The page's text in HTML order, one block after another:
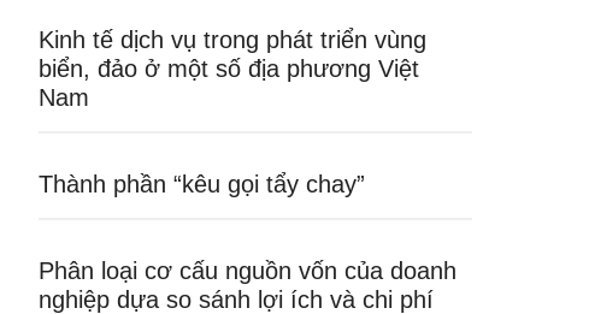
Kinh tế dịch vụ trong phát triển vùng
biển, đảo ở một số địa phương Việt
Nam
Thành phần “kêu gọi tẩy chay”
Phân loại cơ cấu nguồn vốn của doanh
nghiệp dựa so sánh lợi ích và chi phí